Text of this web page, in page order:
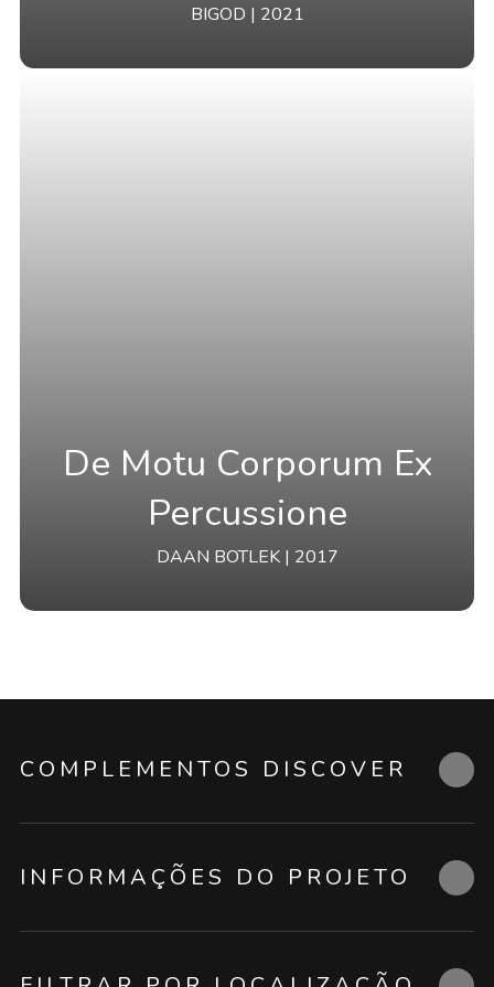
BIGOD | 2021
De Motu Corporum Ex
Percussione
DAAN BOTLEK | 2017
COMPLEMENTOS DISCOVER
INFORMAÇÕES DO PROJETO